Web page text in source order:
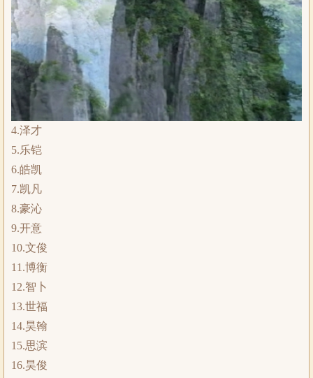
4.泽才
5.乐铠
6.皓凯
7.凯凡
8.豪沁
9.开意
10.文俊
11.博衡
12.智卜
13.世福
14.昊翰
15.思滨
16.昊俊